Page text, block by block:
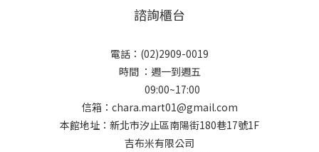
諮詢櫃台
電話：(02)2909-0019
時間 ：週一到週五
09:00~17:00
信箱：chara.mart01@gmail.com
本館地址：新北市汐止區南陽街180巷17號1F
吉布米有限公司